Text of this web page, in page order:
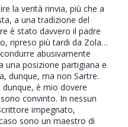
la verità rinvia, più che a
a una tradizione del
è stato davvero il padre
ripreso più tardi da Zola…
abusivamente
una posizione partigiana e
dunque, ma non Sartre.
è mio dovere
convinto. In nessun
impegnato,
sono un maestro di